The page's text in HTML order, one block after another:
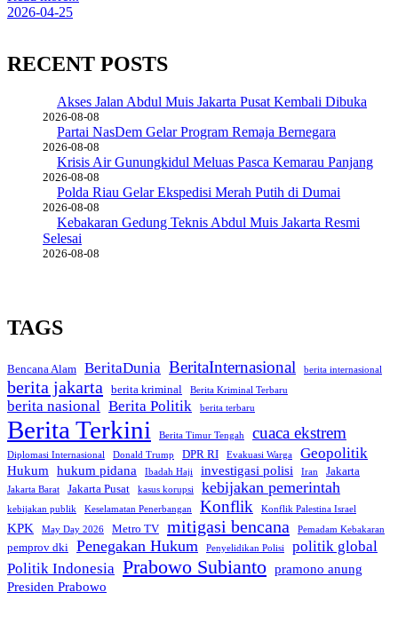
2026-04-25
RECENT POSTS
Akses Jalan Abdul Muis Jakarta Pusat Kembali Dibuka
2026-08-08
Partai NasDem Gelar Program Remaja Bernegara
2026-08-08
Krisis Air Gunungkidul Meluas Pasca Kemarau Panjang
2026-08-08
Polda Riau Gelar Ekspedisi Merah Putih di Dumai
2026-08-08
Kebakaran Gedung Teknis Abdul Muis Jakarta Resmi
Selesai
2026-08-08
TAGS
Bencana Alam BeritaDunia BeritaInternasional berita internasional
berita jakarta berita kriminal Berita Kriminal Terbaru
berita nasional Berita Politik berita terbaru
Berita Terkini Berita Timur Tengah cuaca ekstrem
Diplomasi Internasional Donald Trump DPR RI Evakuasi Warga Geopolitik
Hukum hukum pidana Ibadah Haji investigasi polisi Iran Jakarta
Jakarta Barat Jakarta Pusat kasus korupsi kebijakan pemerintah
kebijakan publik Keselamatan Penerbangan Konflik Konflik Palestina Israel
KPK May Day 2026 Metro TV mitigasi bencana Pemadam Kebakaran
pemprov dki Penegakan Hukum Penyelidikan Polisi
politik global
Politik Indonesia Prabowo Subianto pramono anung
Presiden Prabowo